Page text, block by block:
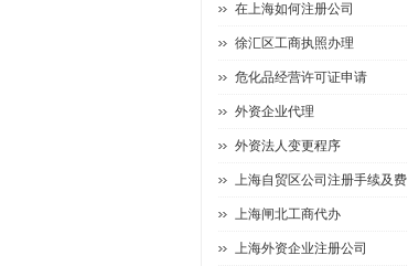
在上海如何注册公司
徐汇区工商执照办理
危化品经营许可证申请
外资企业代理
外资法人变更程序
上海自贸区公司注册手续及费
上海闸北工商代办
上海外资企业注册公司